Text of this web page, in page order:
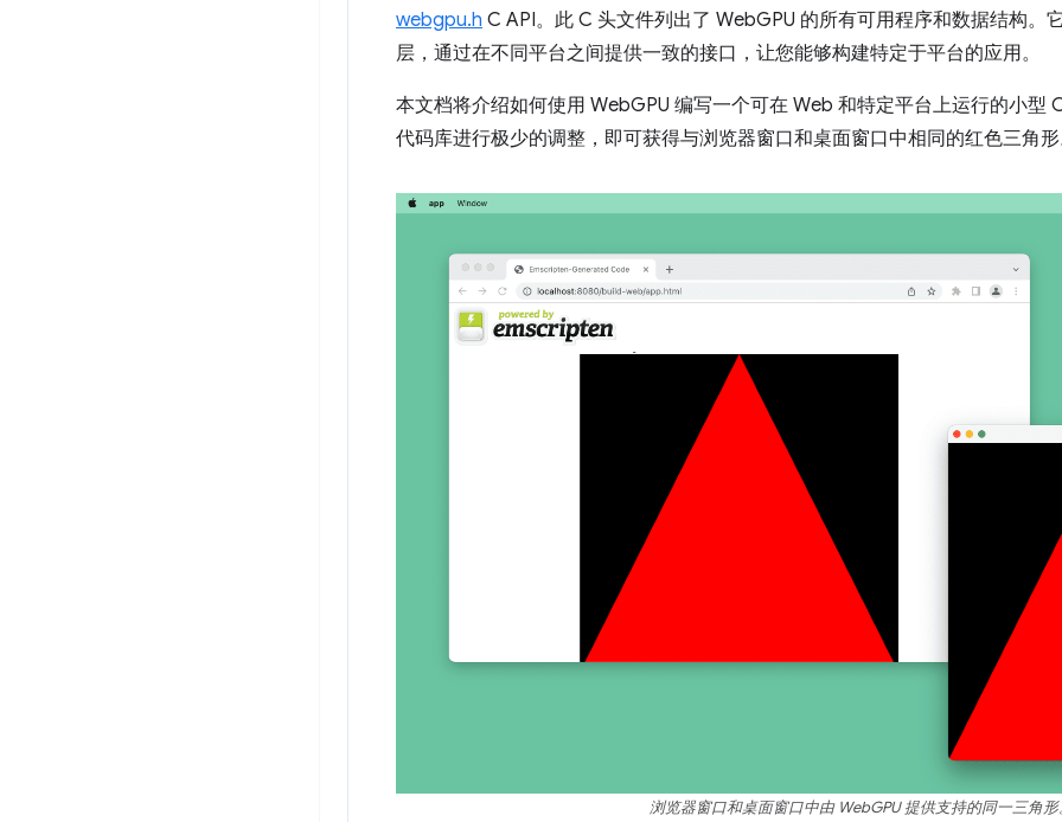
webgpu.h C API。此 C 头文件列出了 WebGPU 的所有可用程序和数据结构。
层，通过在不同平台之间提供一致的接口，让您能够构建特定于平台的应用。
本文档将介绍如何使用 WebGPU 编写一个可在 Web 和特定平台上运行的小型
代码库进行极少的调整，即可获得与浏览器窗口和桌面窗口中相同的红色三角
浏览器窗口和桌面窗口中由 WebGPU 提供支持的同一三角形